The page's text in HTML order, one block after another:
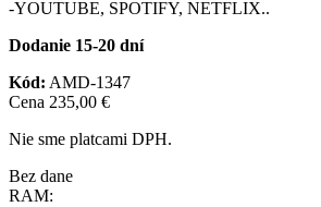
-YOUTUBE, SPOTIFY, NETFLIX..
Dodanie 15-20 dní
Kód: AMD-1347
Cena 235,00 €
Nie sme platcami DPH.
Bez dane
RAM: